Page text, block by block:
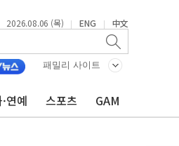
2026.08.06 (목) | ENG | 中文
패밀리 사이트
연예 스포츠 GAM